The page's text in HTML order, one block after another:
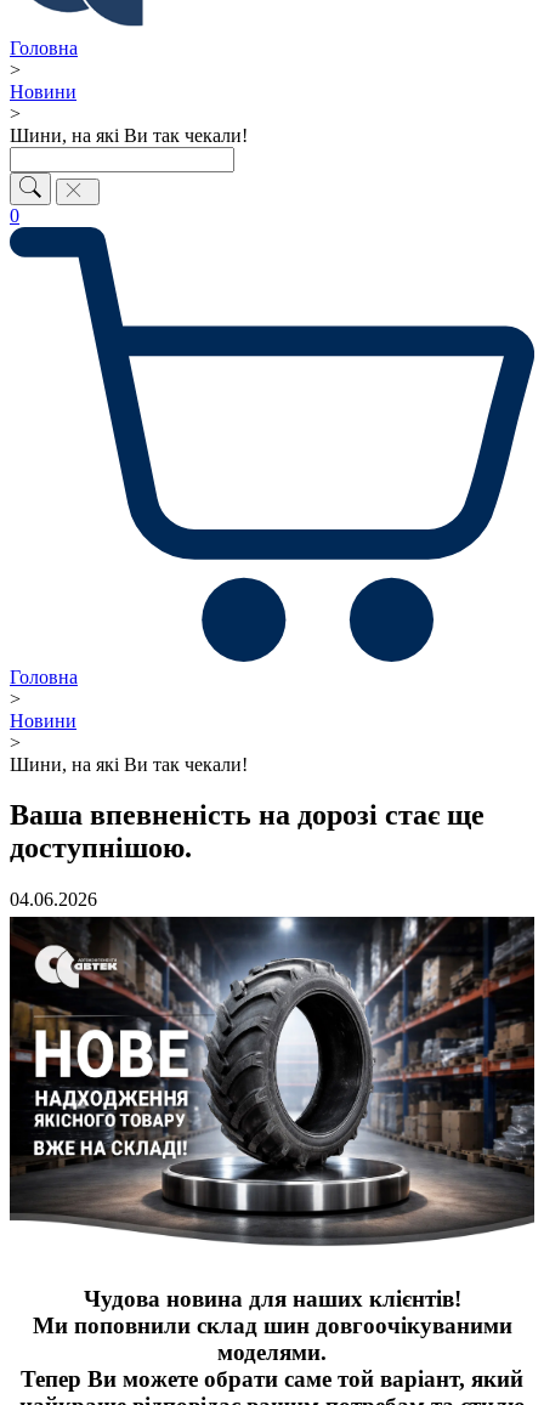
Головна
>
Новини
>
Шини, на які Ви так чекали!
0
Головна
>
Новини
>
Шини, на які Ви так чекали!
Ваша впевненість на дорозі стає ще
доступнішою.
04.06.2026
Чудова новина для наших клієнтів!
Ми поповнили склад шин довгоочікуваними
моделями.
Тепер Ви можете обрати саме той варіант, який